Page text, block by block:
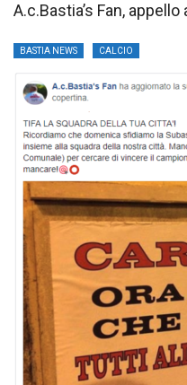
A.c.Bastia’s Fan,
BASTIA NEWS CALCIO